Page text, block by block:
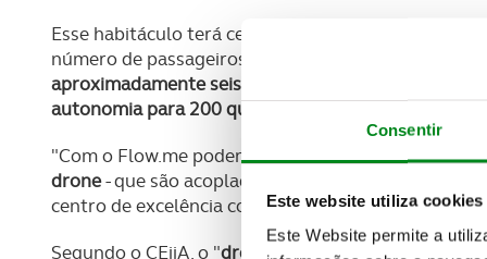
Consentir
Este website utiliza cookies
Este Website permite a
Esse habitáculo terá cerca de três metros,
número de passageiros, que pode ir dos dois até
aproximadamente seis metros e com autonomia
autonomia para 200 quilómetros.
"Com o Flow.me podemos ter umsistema de
drone- que são acoplados a um mesmo habitáculo
centro de excelência com sede em Matosinhos,
Segundo o CEiiA, o "drone é acoplado ao veículo,